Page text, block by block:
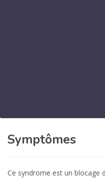
Symptômes
Ce syndrome est un blocage